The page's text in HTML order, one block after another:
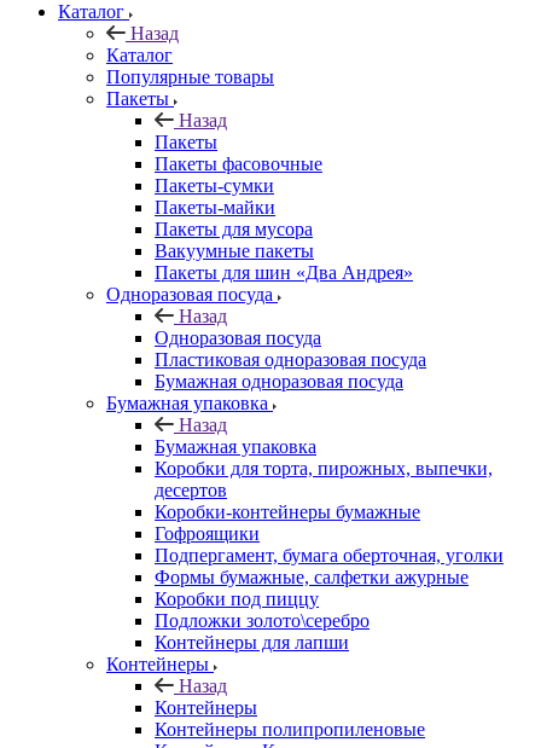
Каталог
Назад
Каталог
Популярные товары
Пакеты
Назад
Пакеты
Пакеты фасовочные
Пакеты-сумки
Пакеты-майки
Пакеты для мусора
Вакуумные пакеты
Пакеты для шин «Два Андрея»
Одноразовая посуда
Назад
Одноразовая посуда
Пластиковая одноразовая посуда
Бумажная одноразовая посуда
Бумажная упаковка
Назад
Бумажная упаковка
Коробки для торта, пирожных, выпечки,
десертов
Коробки-контейнеры бумажные
Гофроящики
Подпергамент, бумага оберточная, уголки
Формы бумажные, салфетки ажурные
Коробки под пиццу
Подложки золото\серебро
Контейнеры для лапши
Контейнеры
Назад
Контейнеры
Контейнеры полипропиленовые